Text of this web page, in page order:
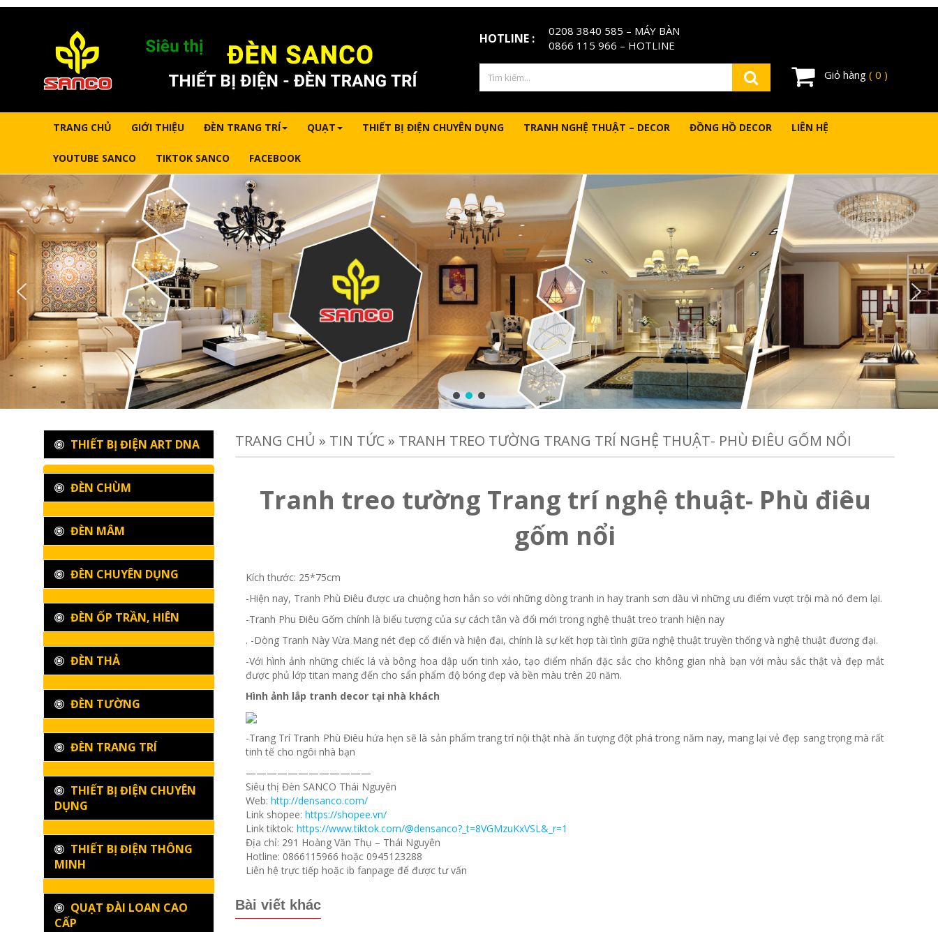
HOTLINE : 0208 3840 585 – MÁY BÀN
0866 115 966 – HOTLINE
Giỏ hàng ( 0 )
TRANG CHỦ GIỚI THIỆU ĐÈN TRANG TRÍ QUẠT THIẾT BỊ ĐIỆN CHUYÊN DỤNG TRANH NGHỆ THUẬT – DECOR ĐỒNG HỒ DECOR LIÊN HỆ
YOUTUBE SANCO TIKTOK SANCO FACEBOOK
TRANG CHỦ » TIN TỨC» TRANH TREO TƯỜNG TRANG TRÍ NGHỆ THUẬT- PHÙ ĐIÊU GỐM NỔI
Tranh treo tường Trang trí nghệ thuật- Phù điêu
gốm nổi
Kích thước: 25*75cm
-Hiện nay, Tranh Phù Điêu được ưa chuộng hơn hẳn so với những dòng tranh in hay tranh sơn dầu vì những ưu điểm vượt trội mà nó đem lại.
-Tranh Phu Điêu Gốm chính là biểu tượng của sự cách tân và đổi mới trong nghệ thuật treo tranh hiện nay
. -Dòng Tranh Này Vừa Mang nét đẹp cổ điển và hiện đại, chính là sự kết hợp tài tình giữa nghệ thuật truyền thống và nghệ thuật đương đại.
-Với hình ảnh những chiếc lá và bông hoa dập uốn tinh xảo, tạo điểm nhấn đặc sắc cho không gian nhà bạn với màu sắc thật và đẹp mắt
được phủ lớp titan mang đến cho sẩn phẩm độ bóng đẹp và bền màu trên 20 năm.
Hình ảnh lắp tranh decor tại nhà khách
-Trang Trí Tranh Phù Điêu hứa hẹn sẽ là sản phẩm trang trí nội thật nhà ấn tượng đột phá trong năm nay, mang lại vẻ đẹp sang trọng mà rất
tinh tế cho ngôi nhà bạn
————————————
Siêu thị Đèn SANCO Thái Nguyên
Web: http://densanco.com/
Link shopee: https://shopee.vn/
Link tiktok: https://www.tiktok.com/@densanco?_t=8VGMzuKxVSL&_r=1
Địa chỉ: 291 Hoàng Văn Thụ – Thái Nguyên
Hotline: 0866115966 hoặc 0945123288
Liên hệ trực tiếp hoặc ib fanpage để được tư vấn
Bài viết khác
THIẾT BỊ ĐIỆN ART DNA
ĐÈN CHÙM
ĐÈN MÂM
ĐÈN CHUYÊN DỤNG
ĐÈN ỐP TRẦN, HIÊN
ĐÈN THẢ
ĐÈN TƯỜNG
ĐÈN TRANG TRÍ
THIẾT BỊ ĐIỆN CHUYÊN
DỤNG
THIẾT BỊ ĐIỆN THÔNG
MINH
QUẠT ĐÀI LOAN CAO
CẤP